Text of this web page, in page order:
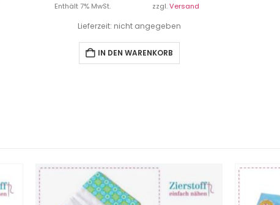
Enthält 7% MwSt. zzgl.Versand
Lieferzeit: nicht angegeben
IN DEN WARENKORB